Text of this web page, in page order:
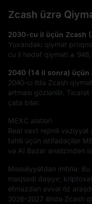
Zcash üzrə
2030-cu il üçün Zcash
Yuxarıdakı qiymət
cu il hədəf qiyməti ₼
2040 (14 il sonra) üçün
2040-cı ildə Zcash
artması gözlənilir.
çata bilər.
MEXC alətləri
Real vaxt rejimli vəziyyət
təhlil üçün istifadəçilər
və AI Bazar analizindən
Məsuliyyətdən imtina:
məqsədi daşıyır;
etməzdən əvvəl öz
2026–2027 ilində Zcash